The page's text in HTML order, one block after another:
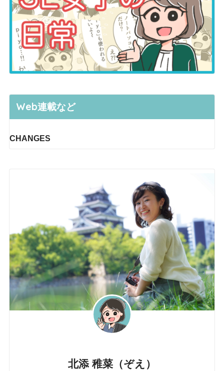
Web連載など
CHANGES
北添 稚菜（ぞえ）